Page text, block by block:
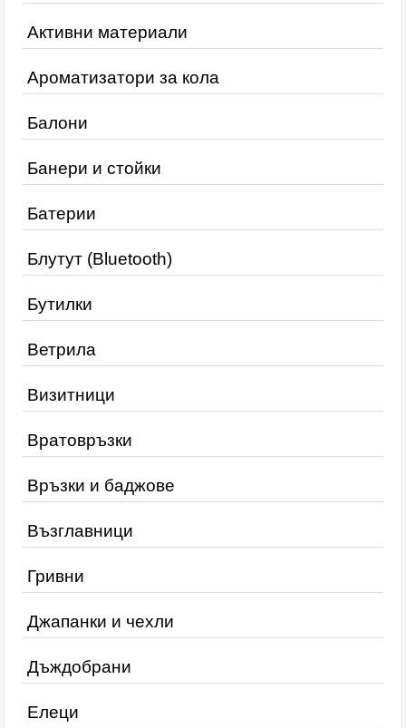
Активни материали
Ароматизатори за кола
Балони
Банери и стойки
Батерии
Блутут (Bluetooth)
Бутилки
Ветрила
Визитници
Вратовръзки
Връзки и баджове
Възглавници
Гривни
Джапанки и чехли
Дъждобрани
Елеци